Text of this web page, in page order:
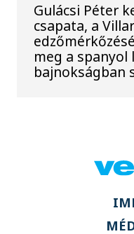
Gulácsi Péter
csapata, a
meg a spanyol
bajnokságban